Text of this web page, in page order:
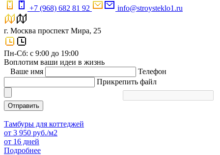
+7 (968) 682 81 92 info@stroysteklo1.ru
г. Москва проспект Мира, 25
Пн-Сб: с 9:00 до 19:00
Воплотим ваши идеи в жизнь
Ваше имя
Телефон
Прикрепить файл
Отправить
Тамбуры для коттеджей
от 3 950 руб./м2
от 16 дней
Подробнее